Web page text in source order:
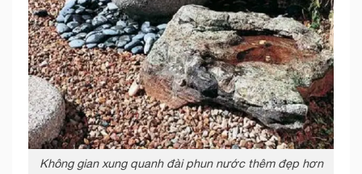
Không gian xung quanh đài phun nước thêm đẹp hơn